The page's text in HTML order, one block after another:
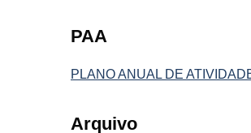
PAA
PLANO ANUAL DE
Arquivo